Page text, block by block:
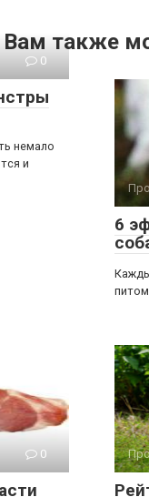
Вам также
0
немало
и
6
0